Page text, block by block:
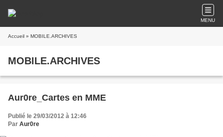
MENU
Accueil » MOBILE.ARCHIVES
MOBILE.ARCHIVES
Aur0re_Cartes en MME
Publié le 29/03/2012 à 12:46
Par Aur0re